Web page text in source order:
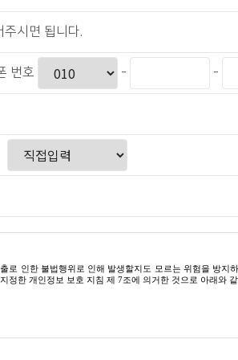
시면 됩니다.
번호 - -
인한 불법행위로 인해 발생할지도 모르는 위험을 방지
한 개인정보 보호 지침 제 7조에 의거한 것으로 아래와